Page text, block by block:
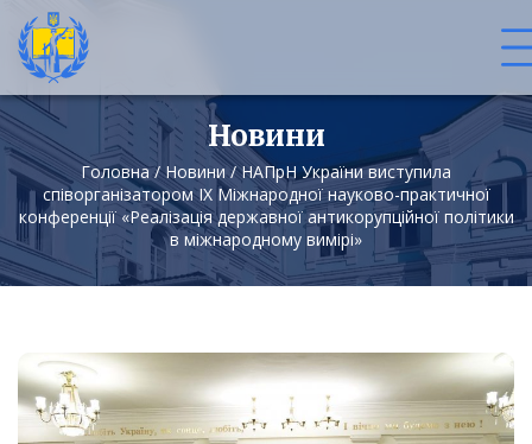
Новини
Головна/Новини/НАПрН України виступила
співорганізатором ІХ Міжнародної науково-практичної
конференції «Реалізація державної антикорупційної політики
в міжнародному вимірі»